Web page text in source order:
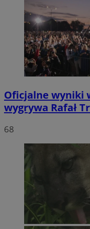
Oficjalne wyniki
wygrywa Rafał
68